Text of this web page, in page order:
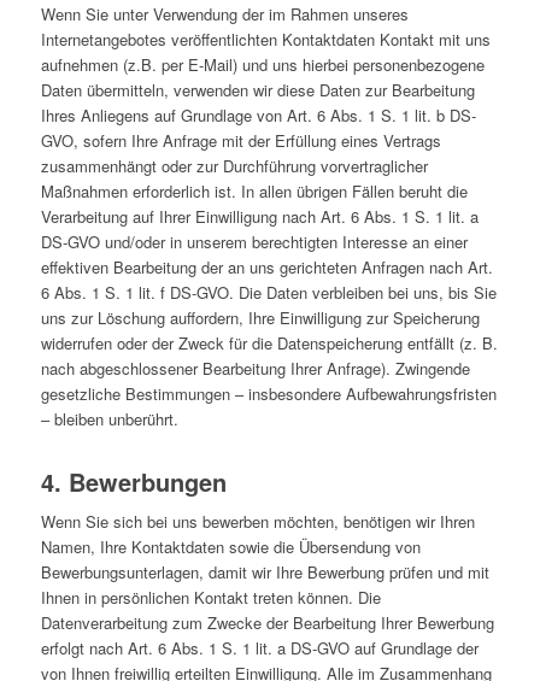
Wenn Sie unter Verwendung der im Rahmen unseres
Internetangebotes veröffentlichten Kontaktdaten Kontakt mit uns
aufnehmen (z.B. per E-Mail) und uns hierbei personenbezogene
Daten übermitteln, verwenden wir diese Daten zur Bearbeitung
Ihres Anliegens auf Grundlage von Art. 6 Abs. 1 S. 1 lit. b DS-
GVO, sofern Ihre Anfrage mit der Erfüllung eines Vertrags
zusammenhängt oder zur Durchführung vorvertraglicher
Maßnahmen erforderlich ist. In allen übrigen Fällen beruht die
Verarbeitung auf Ihrer Einwilligung nach Art. 6 Abs. 1 S. 1 lit. a
DS-GVO und/oder in unserem berechtigten Interesse an einer
effektiven Bearbeitung der an uns gerichteten Anfragen nach Art.
6 Abs. 1 S. 1 lit. f DS-GVO. Die Daten verbleiben bei uns, bis Sie
uns zur Löschung auffordern, Ihre Einwilligung zur Speicherung
widerrufen oder der Zweck für die Datenspeicherung entfällt (z. B.
nach abgeschlossener Bearbeitung Ihrer Anfrage). Zwingende
gesetzliche Bestimmungen – insbesondere Aufbewahrungsfristen
– bleiben unberührt.
4. Bewerbungen
Wenn Sie sich bei uns bewerben möchten, benötigen wir Ihren
Namen, Ihre Kontaktdaten sowie die Übersendung von
Bewerbungsunterlagen, damit wir Ihre Bewerbung prüfen und mit
Ihnen in persönlichen Kontakt treten können. Die
Datenverarbeitung zum Zwecke der Bearbeitung Ihrer Bewerbung
erfolgt nach Art. 6 Abs. 1 S. 1 lit. a DS-GVO auf Grundlage der
von Ihnen freiwillig erteilten Einwilligung. Alle im Zusammenhang